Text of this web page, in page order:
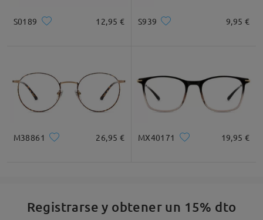
S0189 12,95 € S939 9,95 €
M38861 26,95 € MX40171 19,95 €
Registrarse y obtener un 15% dto